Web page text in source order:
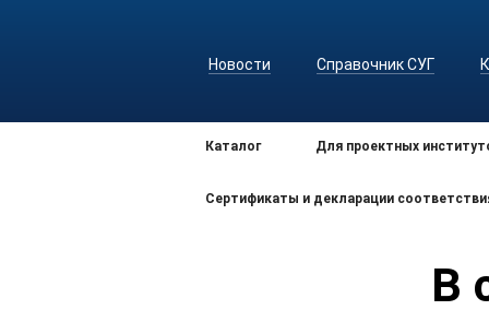
Новости Справочник СУГ
Каталог Для проектных
Сертификаты и декларации
В